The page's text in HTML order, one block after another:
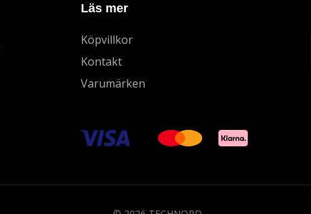
Läs mer
Köpvillkor
Kontakt
Varumärken